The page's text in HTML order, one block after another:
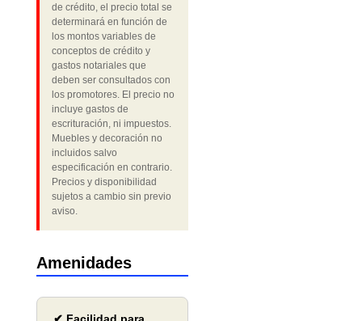
de crédito, el precio total se
determinará en función de
los montos variables de
conceptos de crédito y
gastos notariales que
deben ser consultados con
los promotores. El precio no
incluye gastos de
escrituración, ni impuestos.
Muebles y decoración no
incluidos salvo
especificación en contrario.
Precios y disponibilidad
sujetos a cambio sin previo
aviso.
Amenidades